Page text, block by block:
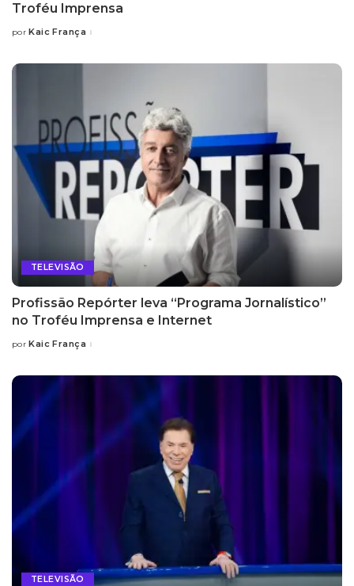
Troféu Imprensa
Posted
por Kaic França
TELEVISÃO
Profissão Repórter leva “Programa Jornalístico”
no Troféu Imprensa e Internet
Posted
por Kaic França
TELEVISÃO